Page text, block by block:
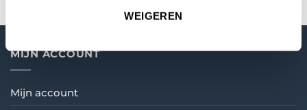
WEIGEREN
MIJN ACCOUNT
Mijn account